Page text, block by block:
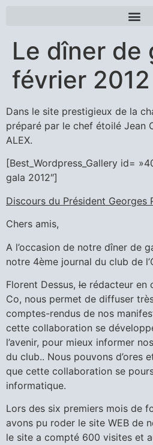
Le dîner de
février 2012
Dans le site prestigieux de la
préparé par le chef étoilé Jean
ALEX.
[Best_Wordpress_Gallery id=
gala 2012″]
Discours du Président Georges
Chers amis,
A l’occasion de notre dîner de
notre 4ème journal du club de
Florent Dessus, le rédacteur en
Co, nous permet de diffuser
comptes-rendus de nos
cette collaboration se
l’avenir, pour mieux informer
du club.. Nous pouvons d’ores
que cette collaboration se
informatique.
Lors des six premiers mois de
avons pu roder le site WEB de
le site a compté 600 visites et